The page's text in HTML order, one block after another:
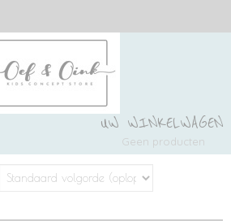
UW WINKELWAGEN
Geen producten